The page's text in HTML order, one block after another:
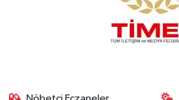
Nöbetçi Eczaneler